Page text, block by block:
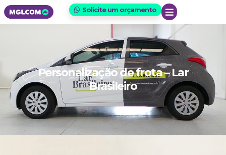
Solicite um orçamento
Personalização de frota – Lar
Brasileiro